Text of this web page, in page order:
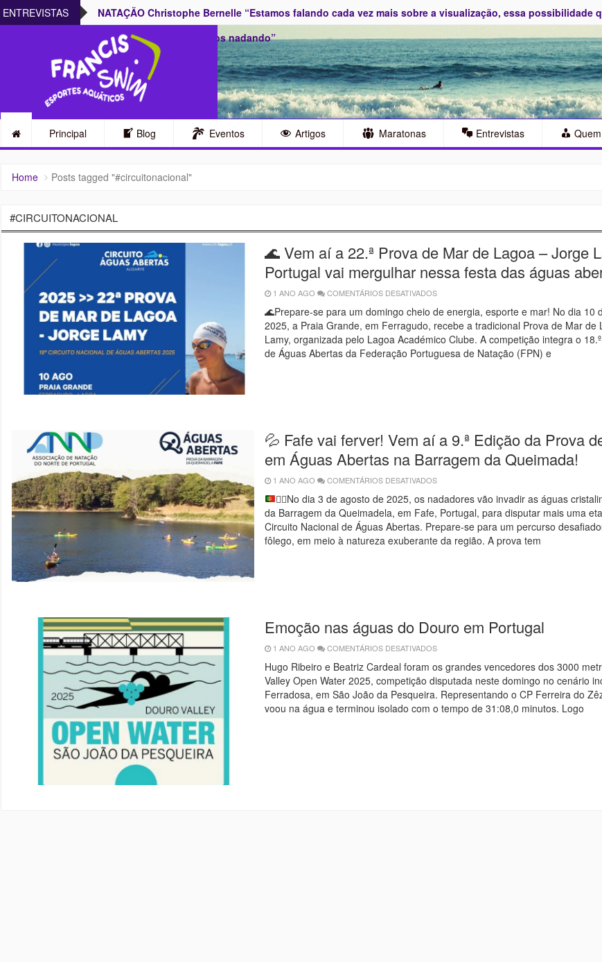
ENTREVISTAS
no Rio
NATAÇÃO Christophe Bernelle “Estamos falando cada vez mais sobre a visualização, essa possibilidade
temos de nos imaginarmos nadando”
Principal Blog Eventos Artigos Maratonas Entrevistas
Home Posts tagged "#circuitonacional"
#CIRCUITONACIONAL
🌊 Vem aí a 22.ª Prova de Mar de Lagoa – Jorge
Portugal vai mergulhar nessa festa das águas
1 ANO AGO COMENTÁRIOS DESATIVADOS
VEM
AÍ
A
PROVA
DE
MAR
NESSA
FESTA
ÁGUAS
ABERTAS!
🌊Prepare-se para um domingo cheio de energia, esporte e mar! No dia 10
2025, a Praia Grande, em Ferragudo, recebe a tradicional Prova de Mar de
Lamy, organizada pelo Lagoa Académico Clube. A competição integra o
de Águas Abertas da Federação Portuguesa de Natação (FPN) e
💦 Fafe vai ferver! Vem aí a 9.ª Edição da Prova
em Águas Abertas na Barragem da Queimada!
1 ANO AGO COMENTÁRIOS DESATIVADOS
FAFE
VAI
FERVER!
AÍ
A
9.ª
BARRAGEM
🏊‍♂️No dia 3 de agosto de 2025, os nadadores vão invadir as águas
da Barragem da Queimadela, em Fafe, Portugal, para disputar mais uma
Circuito Nacional de Águas Abertas. Prepare-se para um percurso
fôlego, em meio à natureza exuberante da região. A prova tem
Emoção nas águas do Douro em Portugal
1 ANO AGO COMENTÁRIOS DESATIVADOS
NAS
ÁGUAS
DO
DOURO
EM
PORTUGAL
Hugo Ribeiro e Beatriz Cardeal foram os grandes vencedores dos 3000
Valley Open Water 2025, competição disputada neste domingo no cenário
Ferradosa, em São João da Pesqueira. Representando o CP Ferreira do
voou na água e terminou isolado com o tempo de 31:08,0 minutos. Logo